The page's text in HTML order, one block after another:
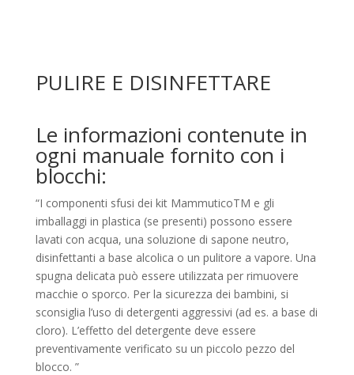
PULIRE E DISINFETTARE
Le informazioni contenute in
ogni manuale fornito con i
blocchi:
“I componenti sfusi dei kit MammuticoTM e gli
imballaggi in plastica (se presenti) possono essere
lavati con acqua, una soluzione di sapone neutro,
disinfettanti a base alcolica o un pulitore a vapore. Una
spugna delicata può essere utilizzata per rimuovere
macchie o sporco. Per la sicurezza dei bambini, si
sconsiglia l’uso di detergenti aggressivi (ad es. a base di
cloro). L’effetto del detergente deve essere
preventivamente verificato su un piccolo pezzo del
blocco. ”